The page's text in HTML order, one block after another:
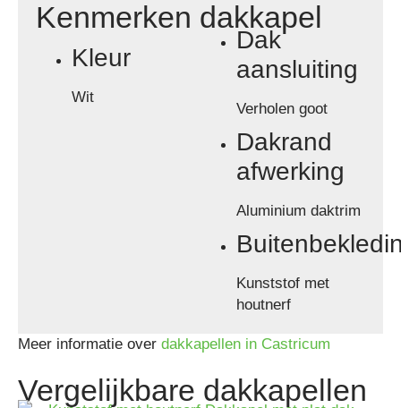
Kenmerken dakkapel
Kleur
Wit
Dak
aansluiting
Verholen goot
Dakrand
afwerking
Aluminium daktrim
Kunststof met
houtnerf
Meer informatie over dakkapellen in Castricum
Vergelijkbare dakkapellen